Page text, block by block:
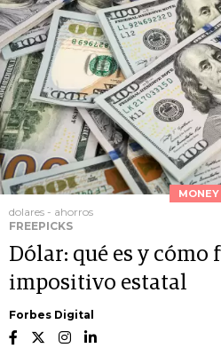
MONEY
dolares - ahorros
FREEPICKS
Dólar: qué es y
impositivo estatal
Forbes Digital